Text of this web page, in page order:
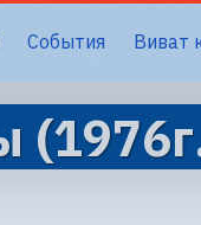
События Виват